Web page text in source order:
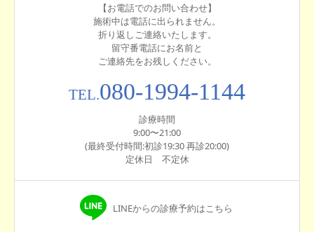
【お電話でのお問い合わせ】
施術中は電話に出られません。
折り返しご連絡いたします。
留守番電話にお名前と
ご連絡先をお残しください。
TEL.080-1994-1144
診療時間
9:00〜21:00
(最終受付時間:初診19:30 再診20:00)
定休日 不定休
LINEからの診療予約はこちら